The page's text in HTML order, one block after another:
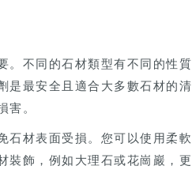
。不同的石材類型有不同的性質
是最安全且適合大多數石材的清
害。
石材表面受損。您可以使用柔軟
裝飾，例如大理石或花崗巖，更